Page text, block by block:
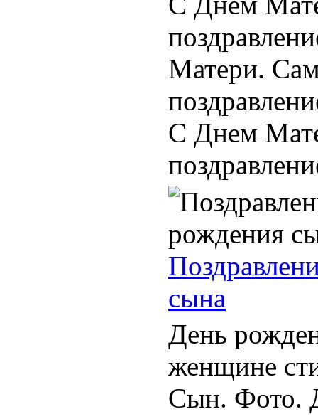
Матери.
С Днем
сына
День
женщине
Сын. Фото.